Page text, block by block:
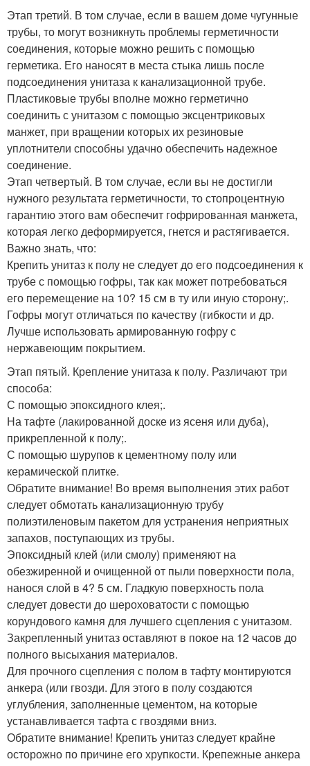
Этап третий. В том случае, если в вашем доме чугунные
трубы, то могут возникнуть проблемы герметичности
соединения, которые можно решить с помощью
герметика. Его наносят в места стыка лишь после
подсоединения унитаза к канализационной трубе.
Пластиковые трубы вполне можно герметично
соединить с унитазом с помощью эксцентриковых
манжет, при вращении которых их резиновые
уплотнители способны удачно обеспечить надежное
соединение.
Этап четвертый. В том случае, если вы не достигли
нужного результата герметичности, то стопроцентную
гарантию этого вам обеспечит гофрированная манжета,
которая легко деформируется, гнется и растягивается.
Важно знать, что:
Крепить унитаз к полу не следует до его подсоединения к
трубе с помощью гофры, так как может потребоваться
его перемещение на 10? 15 см в ту или иную сторону;.
Гофры могут отличаться по качеству (гибкости и др.
Лучше использовать армированную гофру с
нержавеющим покрытием.
Этап пятый. Крепление унитаза к полу. Различают три
способа:
С помощью эпоксидного клея;.
На тафте (лакированной доске из ясеня или дуба),
прикрепленной к полу;.
С помощью шурупов к цементному полу или
керамической плитке.
Обратите внимание! Во время выполнения этих работ
следует обмотать канализационную трубу
полиэтиленовым пакетом для устранения неприятных
запахов, поступающих из трубы.
Эпоксидный клей (или смолу) применяют на
обезжиренной и очищенной от пыли поверхности пола,
нанося слой в 4? 5 см. Гладкую поверхность пола
следует довести до шероховатости с помощью
корундового камня для лучшего сцепления с унитазом.
Закрепленный унитаз оставляют в покое на 12 часов до
полного высыхания материалов.
Для прочного сцепления с полом в тафту монтируются
анкера (или гвозди. Для этого в полу создаются
углубления, заполненные цементом, на которые
устанавливается тафта с гвоздями вниз.
Обратите внимание! Крепить унитаз следует крайне
осторожно по причине его хрупкости. Крепежные анкера